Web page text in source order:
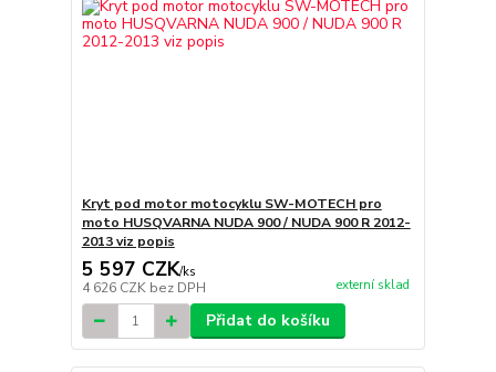
Kryt pod motor motocyklu SW-MOTECH pro
moto HUSQVARNA NUDA 900 / NUDA 900 R 2012-
2013 viz popis
5 597 CZK/ks
4 626 CZK bez DPH externí sklad
Přidat do košíku